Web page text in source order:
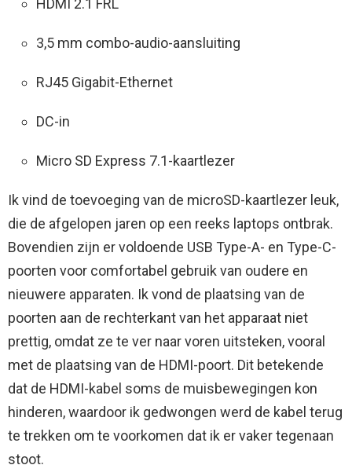
HDMI 2.1 FRL
3,5 mm combo-audio-aansluiting
RJ45 Gigabit-Ethernet
DC-in
Micro SD Express 7.1-kaartlezer
Ik vind de toevoeging van de microSD-kaartlezer leuk,
die de afgelopen jaren op een reeks laptops ontbrak.
Bovendien zijn er voldoende USB Type-A- en Type-C-
poorten voor comfortabel gebruik van oudere en
nieuwere apparaten. Ik vond de plaatsing van de
poorten aan de rechterkant van het apparaat niet
prettig, omdat ze te ver naar voren uitsteken, vooral
met de plaatsing van de HDMI-poort. Dit betekende
dat de HDMI-kabel soms de muisbewegingen kon
hinderen, waardoor ik gedwongen werd de kabel terug
te trekken om te voorkomen dat ik er vaker tegenaan
stoot.